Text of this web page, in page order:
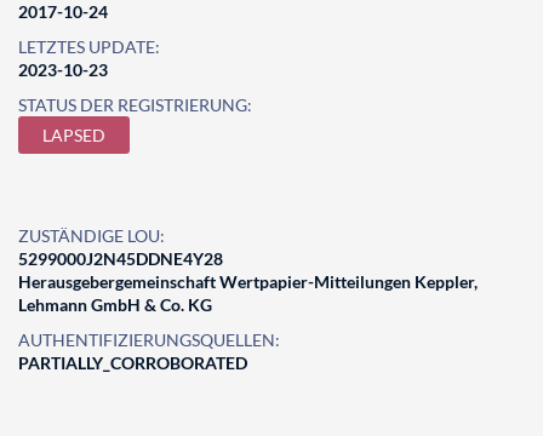
2017-10-24
LETZTES UPDATE:
2023-10-23
STATUS DER REGISTRIERUNG:
LAPSED
ZUSTÄNDIGE LOU:
5299000J2N45DDNE4Y28
Herausgebergemeinschaft Wertpapier-Mitteilungen Keppler,
Lehmann GmbH & Co. KG
AUTHENTIFIZIERUNGSQUELLEN:
PARTIALLY_CORROBORATED